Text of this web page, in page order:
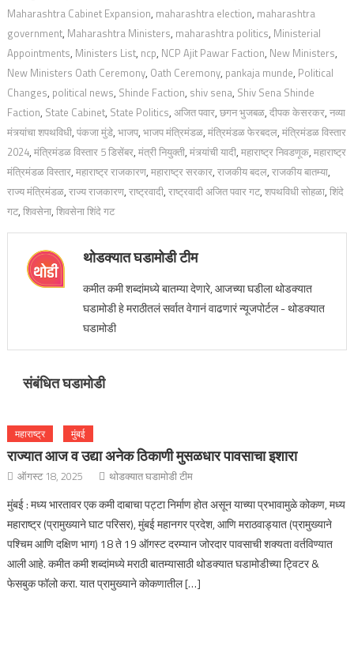
Maharashtra Cabinet Expansion, maharashtra election, maharashtra
government, Maharashtra Ministers, maharashtra politics, Ministerial
Appointments, Ministers List, ncp, NCP Ajit Pawar Faction, New Ministers,
New Ministers Oath Ceremony, Oath Ceremony, pankaja munde, Political
Changes, political news, Shinde Faction, shiv sena, Shiv Sena Shinde
Faction, State Cabinet, State Politics, अजित पवार, छगन भुजबळ, दीपक केसरकर, नव्या
मंत्र्यांचा शपथविधी, पंकजा मुंडे, भाजप, भाजप मंत्रिमंडळ, मंत्रिमंडळ फेरबदल, मंत्रिमंडळ विस्तार
2024, मंत्रिमंडळ विस्तार 5 डिसेंबर, मंत्री नियुक्ती, मंत्र्यांची यादी, महाराष्ट्र निवडणूक, महाराष्ट्र
मंत्रिमंडळ विस्तार, महाराष्ट्र राजकारण, महाराष्ट्र सरकार, राजकीय बदल, राजकीय बातम्या,
राज्य मंत्रिमंडळ, राज्य राजकारण, राष्ट्रवादी, राष्ट्रवादी अजित पवार गट, शपथविधी सोहळा, शिंदे
गट, शिवसेना, शिवसेना शिंदे गट
थोडक्यात घडामोडी टीम
कमीत कमी शब्दांमध्ये बातम्या देणारे, आजच्या घडीला थोडक्यात
घडामोडी हे मराठीतलं सर्वात वेगानं वाढणारं न्यूजपोर्टल - थोडक्यात
घडामोडी
संबंधित घडामोडी
महाराष्ट्र मुंबई
राज्यात आज व उद्या अनेक ठिकाणी मुसळधार पावसाचा इशारा
ऑगस्ट 18, 2025 थोडक्यात घडामोडी टीम
मुंबई : मध्य भारतावर एक कमी दाबाचा पट्टा निर्माण होत असून याच्या प्रभावामुळे कोकण, मध्य
महाराष्ट्र (प्रामुख्याने घाट परिसर), मुंबई महानगर प्रदेश, आणि मराठवाड्यात (प्रामुख्याने
पश्चिम आणि दक्षिण भाग) 18 ते 19 ऑगस्ट दरम्यान जोरदार पावसाची शक्यता वर्तविण्यात
आली आहे. कमीत कमी शब्दांमध्ये मराठी बातम्यासाठी थोडक्यात घडामोडीच्या ट्विटर &
फेसबुक फॉलो करा. यात प्रामुख्याने कोकणातील […]